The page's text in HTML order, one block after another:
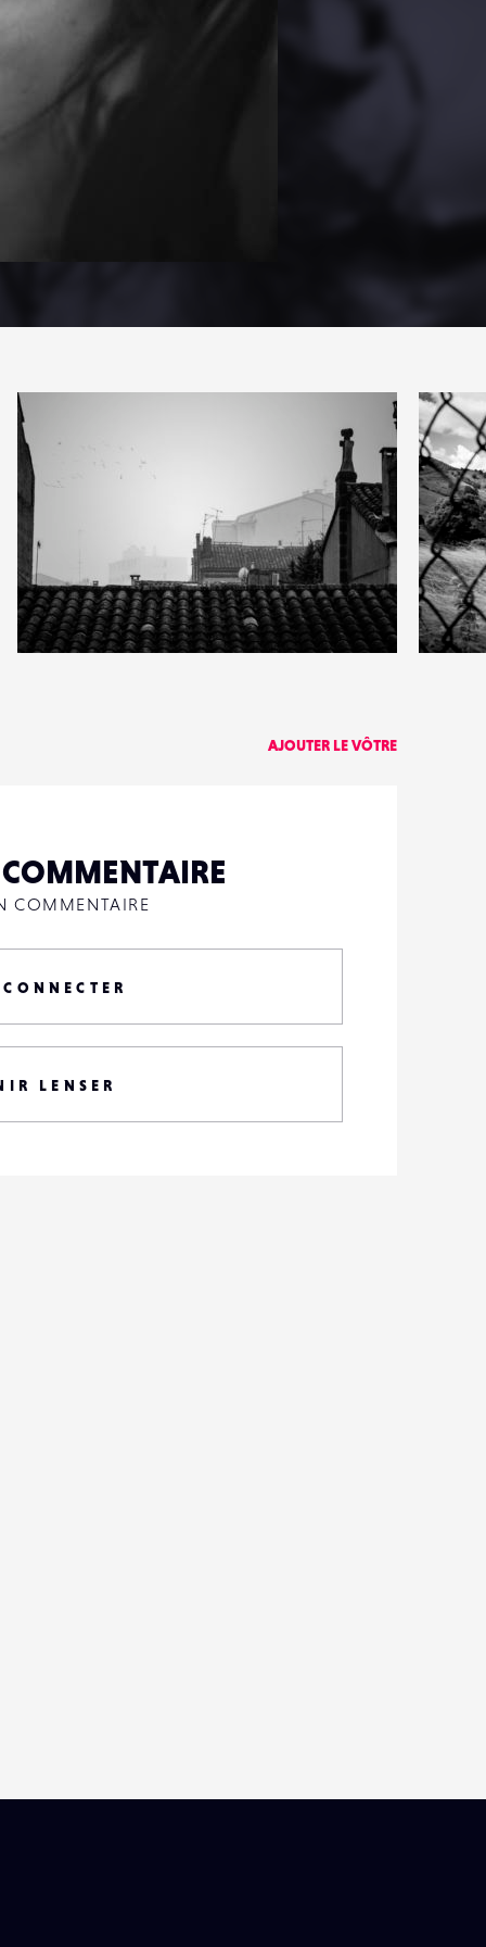
2
40
1
AJOUTER LE VÔTRE
COMMENTAIRE
LENSER